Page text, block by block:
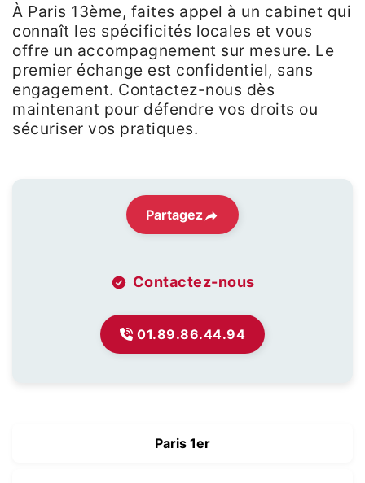
À Paris 13ème, faites appel à un cabinet qui
connaît les spécificités locales et vous
offre un accompagnement sur mesure. Le
premier échange est confidentiel, sans
engagement. Contactez-nous dès
maintenant pour défendre vos droits ou
sécuriser vos pratiques.
Partagez
Contactez-nous
01.89.86.44.94
Paris 1er